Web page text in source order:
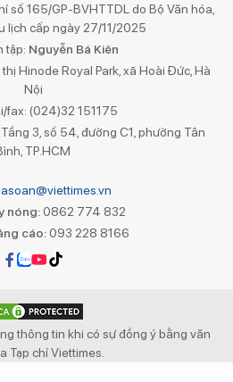
số 165/GP-BVHTTDL do Bộ Văn hóa,
lịch cấp ngày 27/11/2025
tập: Nguyễn Bá Kiên
Hinode Royal Park, xã Hoài Đức, Hà
Nội
fax: (024)32 151175
3, số 54, đường C1, phường Tân
TP.HCM
nóng: 0862 774 832
cáo:093 228 8166
thông tin khi có sự đồng ý bằng văn
Tạp chí Viettimes.